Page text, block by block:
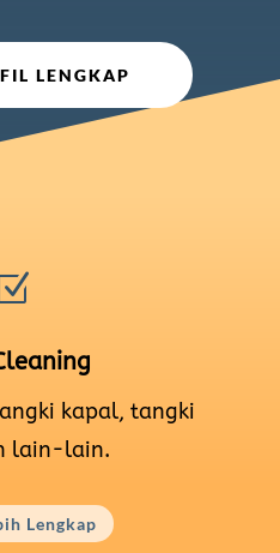
LENGKAP
kapal, tangki
lain-lain.
Lengkap